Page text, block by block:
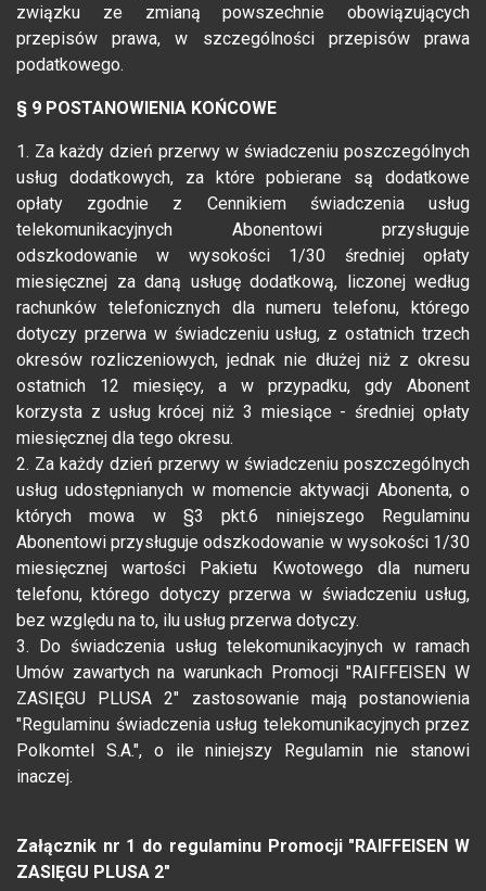
związku ze zmianą powszechnie obowiązujących
przepisów prawa, w szczególności przepisów prawa
podatkowego.
§ 9 POSTANOWIENIA KOŃCOWE
1. Za każdy dzień przerwy w świadczeniu poszczególnych
usług dodatkowych, za które pobierane są dodatkowe
opłaty zgodnie z Cennikiem świadczenia usług
telekomunikacyjnych Abonentowi przysługuje
odszkodowanie w wysokości 1/30 średniej opłaty
miesięcznej za daną usługę dodatkową, liczonej według
rachunków telefonicznych dla numeru telefonu, którego
dotyczy przerwa w świadczeniu usług, z ostatnich trzech
okresów rozliczeniowych, jednak nie dłużej niż z okresu
ostatnich 12 miesięcy, a w przypadku, gdy Abonent
korzysta z usług krócej niż 3 miesiące - średniej opłaty
miesięcznej dla tego okresu.
2. Za każdy dzień przerwy w świadczeniu poszczególnych
usług udostępnianych w momencie aktywacji Abonenta, o
których mowa w §3 pkt.6 niniejszego Regulaminu
Abonentowi przysługuje odszkodowanie w wysokości 1/30
miesięcznej wartości Pakietu Kwotowego dla numeru
telefonu, którego dotyczy przerwa w świadczeniu usług,
bez względu na to, ilu usług przerwa dotyczy.
3. Do świadczenia usług telekomunikacyjnych w ramach
Umów zawartych na warunkach Promocji "RAIFFEISEN W
ZASIĘGU PLUSA 2" zastosowanie mają postanowienia
"Regulaminu świadczenia usług telekomunikacyjnych przez
Polkomtel S.A.", o ile niniejszy Regulamin nie stanowi
inaczej.
Załącznik nr 1 do regulaminu Promocji "RAIFFEISEN W
ZASIĘGU PLUSA 2"